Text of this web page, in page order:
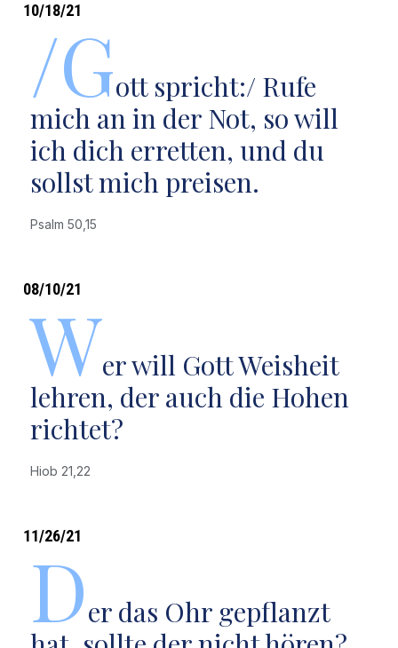
10/18/21
/Gott spricht:/ Rufe
mich an in der Not, so will
ich dich erretten, und du
sollst mich preisen.
Psalm 50,15
08/10/21
Wer will Gott Weisheit
lehren, der auch die Hohen
richtet?
Hiob 21,22
11/26/21
Der das Ohr gepflanzt